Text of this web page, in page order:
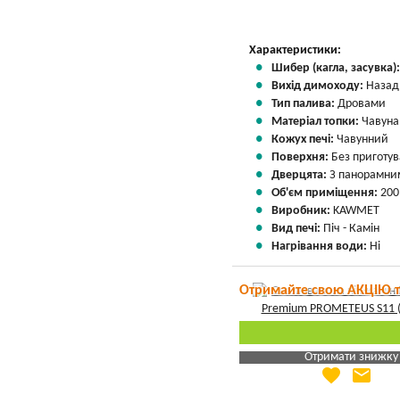
Характеристики:
Шибер (кагла,
Вихід димоходу:
Тип палива: Дровами
Матеріал топки: Чавуна
Кожух печі: Чавунний
Поверхня: Без
Дверцята: З
Об'єм приміщення:
Виробник: KAWMET
Вид печі: Піч - Камін
Нагрівання води: Ні
Отримайте свою АКЦІЮ
Отримати знижку
Яка Ваша ціна
favorite email